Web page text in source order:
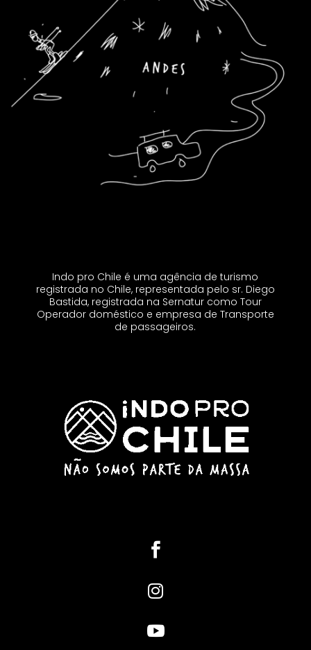
Indo pro Chile é uma agência de turismo
registrada no Chile, representada pelo sr. Diego
Bastida, registrada na Sernatur como Tour
Operador doméstico e empresa de Transporte
de passageiros.


